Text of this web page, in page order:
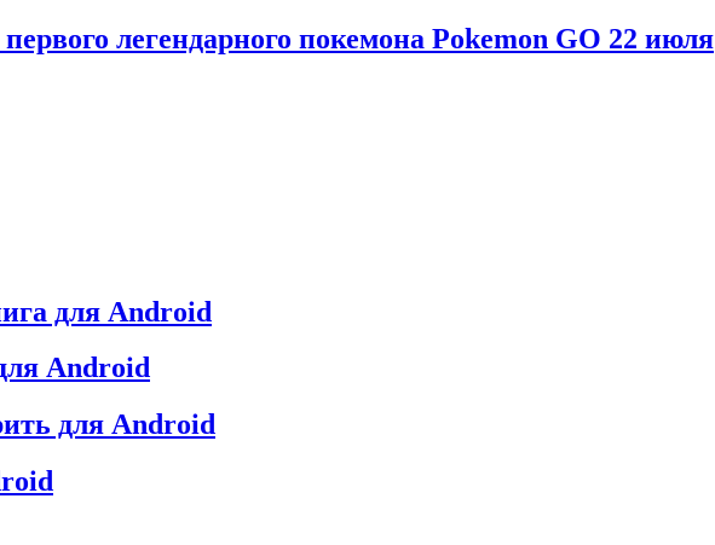
легендарного покемона Pokemon GO 22 июля
для Android
Android
для Android